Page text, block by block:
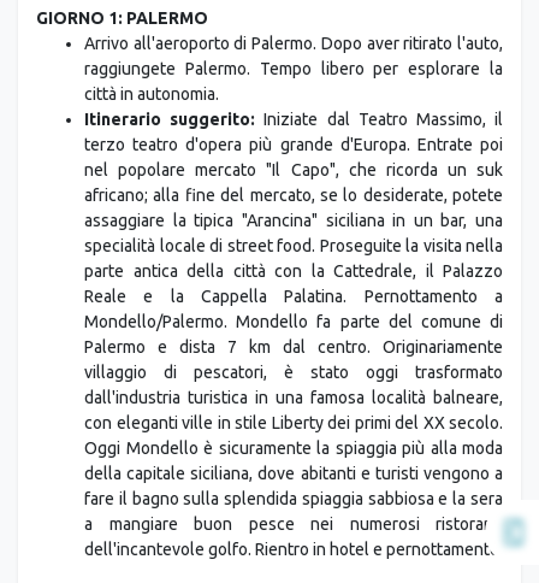
GIORNO 1: PALERMO
Arrivo all'aeroporto di Palermo. Dopo aver ritirato l'auto,
raggiungete Palermo. Tempo libero per esplorare la
città in autonomia.
Itinerario suggerito: Iniziate dal Teatro Massimo, il
terzo teatro d'opera più grande d'Europa. Entrate poi
nel popolare mercato "Il Capo", che ricorda un suk
africano; alla fine del mercato, se lo desiderate, potete
assaggiare la tipica "Arancina" siciliana in un bar, una
specialità locale di street food. Proseguite la visita nella
parte antica della città con la Cattedrale, il Palazzo
Reale e la Cappella Palatina. Pernottamento a
Mondello/Palermo. Mondello fa parte del comune di
Palermo e dista 7 km dal centro. Originariamente
villaggio di pescatori, è stato oggi trasformato
dall'industria turistica in una famosa località balneare,
con eleganti ville in stile Liberty dei primi del XX secolo.
Oggi Mondello è sicuramente la spiaggia più alla moda
della capitale siciliana, dove abitanti e turisti vengono a
fare il bagno sulla splendida spiaggia sabbiosa e la sera
a mangiare buon pesce nei numerosi ristoranti
dell'incantevole golfo. Rientro in hotel e pernottamento.